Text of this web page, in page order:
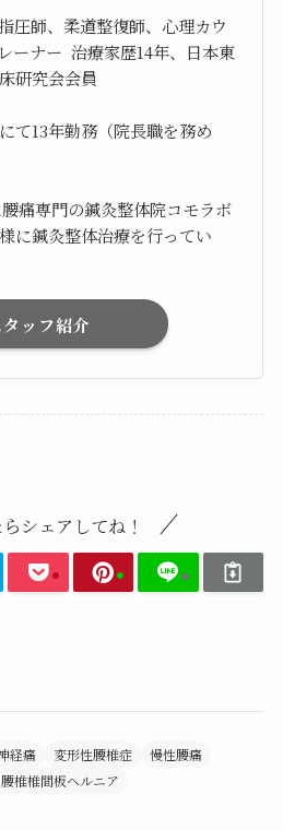
圧師、柔道整復師、心理カウ
ーナー 治療家歴14年、日本東
研究会会員
て13年勤務（院長職を務め
痛専門の鍼灸整体院コモラボ
に鍼灸整体治療を行ってい
タッフ紹介
シェアしてね！
経痛 変形性腰椎症
慢性腰痛
腰椎椎間板ヘルニア